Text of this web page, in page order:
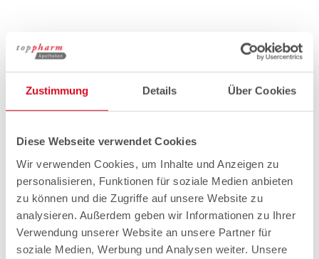
Zustimmung Details Über Cookies
Diese Webseite verwendet Cookies
Wir verwenden Cookies, um Inhalte und Anzeigen zu
personalisieren, Funktionen für soziale Medien anbieten
zu können und die Zugriffe auf unsere Website zu
analysieren. Außerdem geben wir Informationen zu Ihrer
Verwendung unserer Website an unsere Partner für
soziale Medien, Werbung und Analysen weiter. Unsere